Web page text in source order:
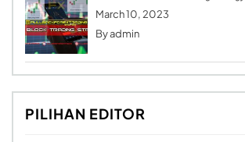
March 10, 2023
Byadmin
PILIHAN EDITOR